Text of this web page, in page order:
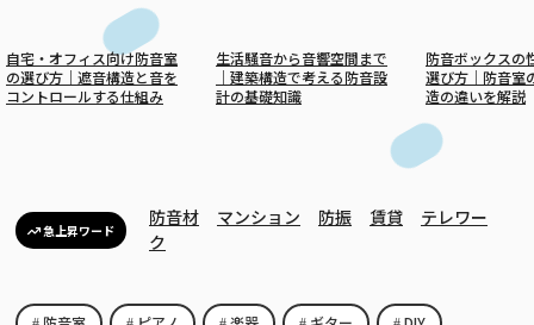
自宅・オフィス向け防音室
の選び方｜遮音構造と音を
コントロールする仕組み
生活騒音から音響空間まで
｜建築構造で考える防音設
計の基礎知識
防音ボックスの
選び方｜防音室
造の違いを解説
急上昇ワード
防音材 マンション 防振 賃貸
テレワー
ク